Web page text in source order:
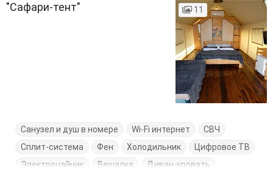
"Сафари-тент" 11
Санузел и душ в номере Wi-Fi интернет
СВЧ
Сплит-система
Фен Холодильник
Цифровое ТВ
Электрочайник
Вешалка
Диван-кровать